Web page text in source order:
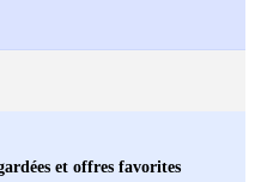
et offres favorites